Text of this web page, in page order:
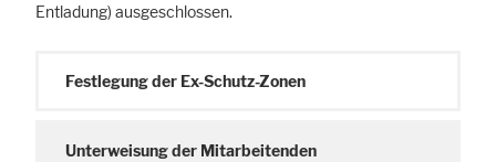
Entladung) ausgeschlossen.
Festlegung der Ex-Schutz-Zonen
Unterweisung der Mitarbeitenden